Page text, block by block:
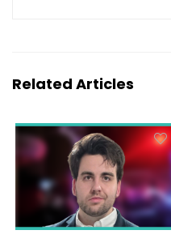
Related Articles